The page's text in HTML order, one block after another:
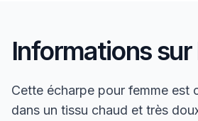
Informations
Cette écharpe pour femme est
dans un tissu chaud et très